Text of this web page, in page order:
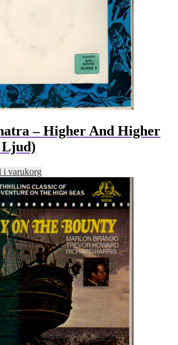
– Higher And Higher
Ljud)
i varukorg